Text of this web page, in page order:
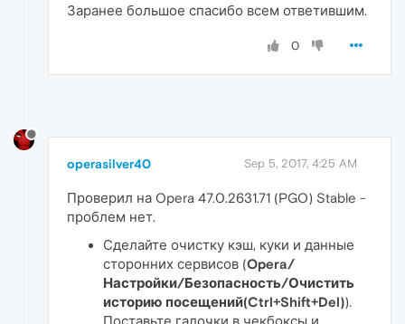
Заранее большое спасибо всем ответившим.
0
operasilver40 Sep 5, 2017, 4:25 AM
Проверил на Opera 47.0.2631.71 (PGO) Stable -
проблем нет.
Сделайте очистку кэш, куки и данные
сторонних сервисов (Opera/
Настройки/Безопасность/Очистить
историю посещений(Ctrl+Shift+Del)).